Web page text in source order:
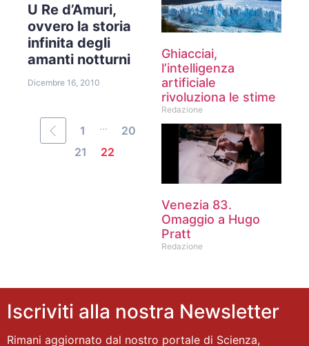
U Re d’Amuri,
ovvero la storia
infinita degli
amanti notturni
Dicembre 16, 2010
1 ...
20
21
22
Ghiacciai,
l’intelligenza
artificiale
rivoluziona le stime
Redazione
Venezia 83.
Omaggio a Hugo
Pratt
Redazione
Iscriviti alla nostra Newsletter
Rimani aggiornato dal nostro portale di Scienza,